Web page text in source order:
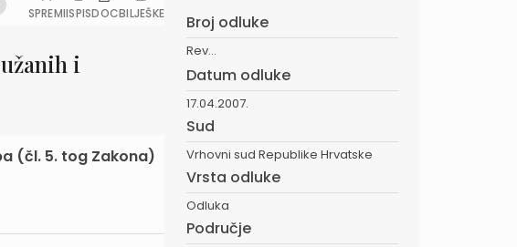
SPREMIISPISDOCBILJEŠKE
i
(čl. 5. tog Zakona)
Broj odluke
Rev...
Datum odluke
17.04.2007.
Sud
Vrhovni sud Republike Hrvatske
Vrsta odluke
Odluka
Područje